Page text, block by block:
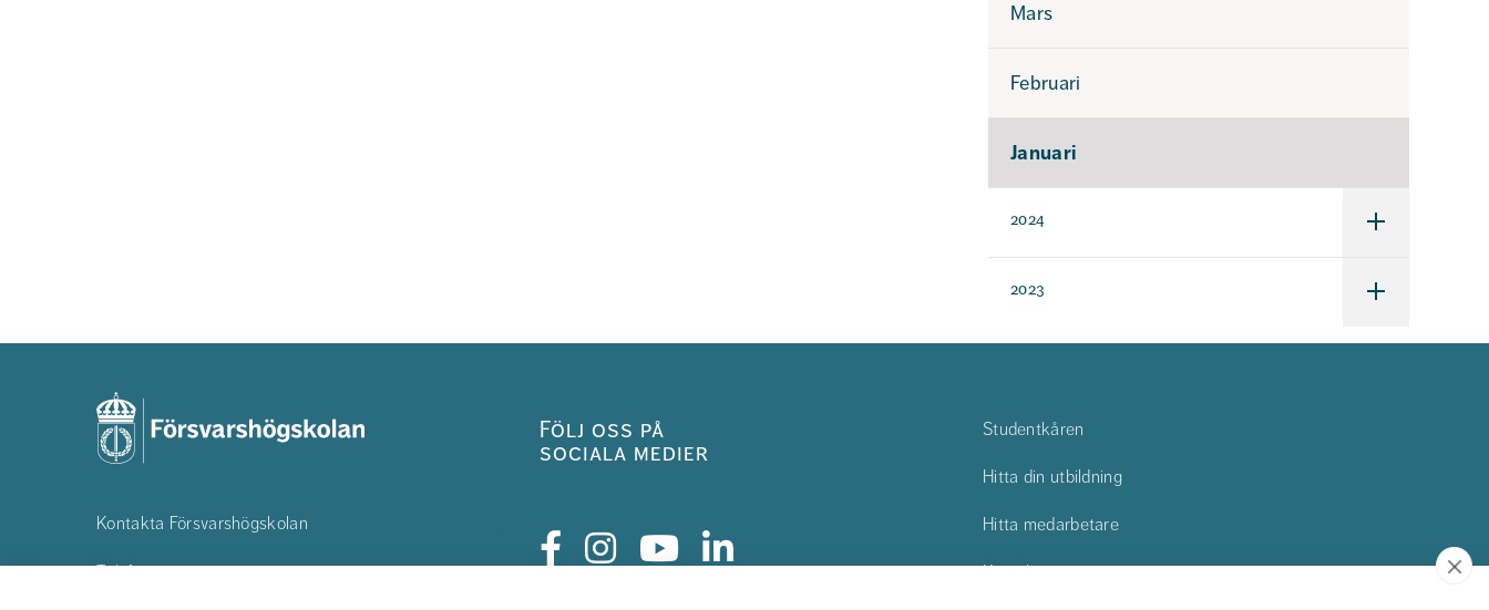
Mars
Februari
Januari
2024
Undermeny
2023
Undermeny
Kontakta Försvarshögskolan
Telefon: 08-55342500
Följ oss på
sociala medier
Studentkåren
Hitta din utbildning
Hitta medarbetare
Kontakta oss